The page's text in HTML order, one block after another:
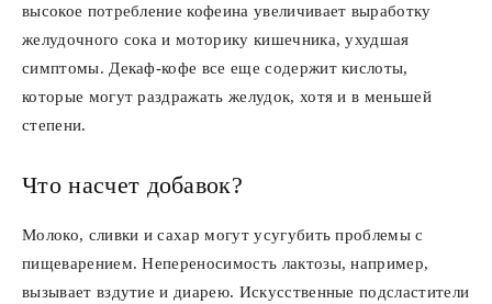
высокое потребление кофеина увеличивает выработку
желудочного сока и моторику кишечника, ухудшая
симптомы. Декаф-кофе все еще содержит кислоты,
которые могут раздражать желудок, хотя и в меньшей
степени.
Что насчет добавок?
Молоко, сливки и сахар могут усугубить проблемы с
пищеварением. Непереносимость лактозы, например,
вызывает вздутие и диарею. Искусственные подсластители